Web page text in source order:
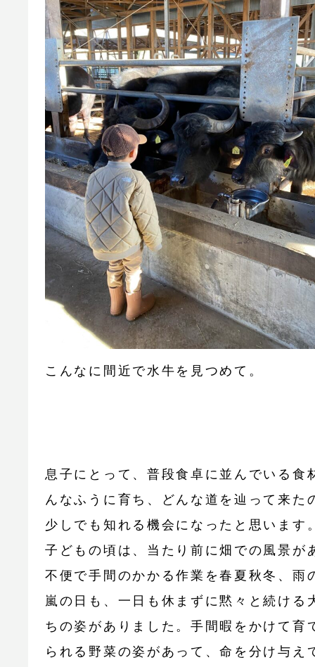
こんなに間近で水牛を見つめて。
息子にとって、普段食卓に並んでいる食
んなふうに育ち、どんな道を辿って来た
少しでも知れる機会になったと思います
子どもの頃は、当たり前に畑での風景が
不便で手間のかかる作業を春夏秋冬、雨
嵐の日も、一日も休まずに黙々と続ける
ちの姿がありました。手間暇をかけて育
られる野菜の姿があって、命を分け与え